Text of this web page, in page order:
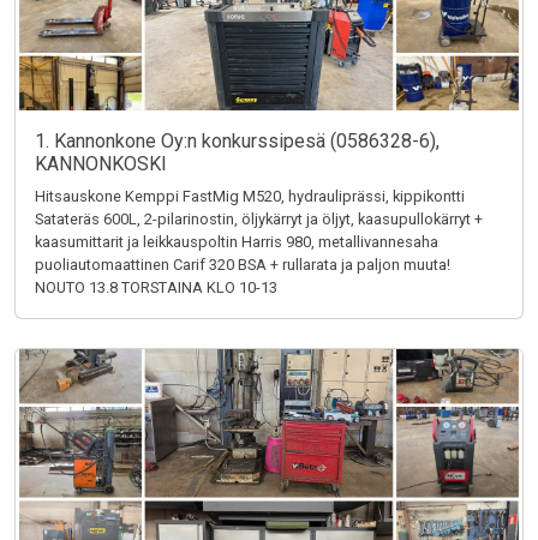
1. Kannonkone Oy:n konkurssipesä (0586328-6),
KANNONKOSKI
Hitsauskone Kemppi FastMig M520, hydrauliprässi, kippikontti
Satateräs 600L, 2-pilarinostin, öljykärryt ja öljyt, kaasupullokärryt +
kaasumittarit ja leikkauspoltin Harris 980, metallivannesaha
puoliautomaattinen Carif 320 BSA + rullarata ja paljon muuta!
NOUTO 13.8 TORSTAINA KLO 10-13